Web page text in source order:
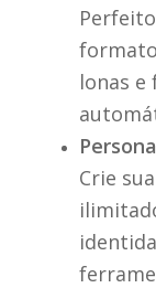
lonas e
Crie